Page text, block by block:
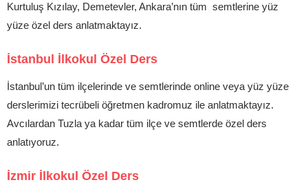
Kurtuluş Kızılay, Demetevler, Ankara’nın tüm semtlerine yüz
yüze özel ders anlatmaktayız.
İstanbul İlkokul Özel Ders
İstanbul’un tüm ilçelerinde ve semtlerinde online veya yüz yüze
derslerimizi tecrübeli öğretmen kadromuz ile anlatmaktayız.
Avcılardan Tuzla ya kadar tüm ilçe ve semtlerde özel ders
anlatıyoruz.
İzmir İlkokul Özel Ders